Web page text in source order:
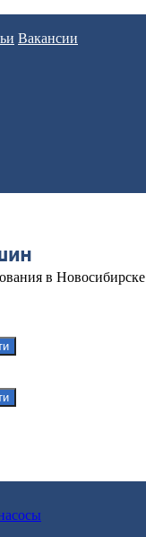
Вакансии
в Новосибирске